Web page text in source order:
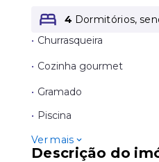
4 Dormitórios,
• Churrasqueira
• Cozinha gourmet
• Gramado
• Piscina
Ver mais
Descrição do